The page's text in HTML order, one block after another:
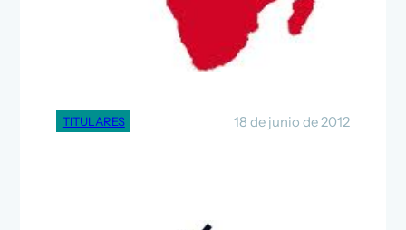
Why China Succeeds in
TITULARES 18 de junio de 2012